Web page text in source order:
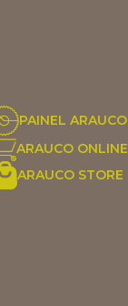
PAINEL ARAUCO
ARAUCO ONLINE
ARAUCO STORE